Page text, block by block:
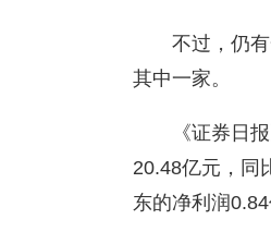
不过，仍
其中一家。
《证券日
20.48亿元，同
东的净利润